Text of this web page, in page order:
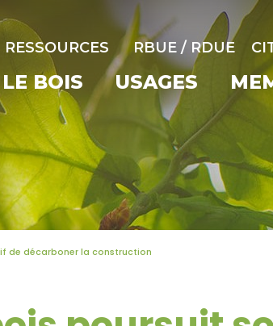
RESSOURCES RBUE / RDUE
LE BOIS USAGES
de décarboner la construction